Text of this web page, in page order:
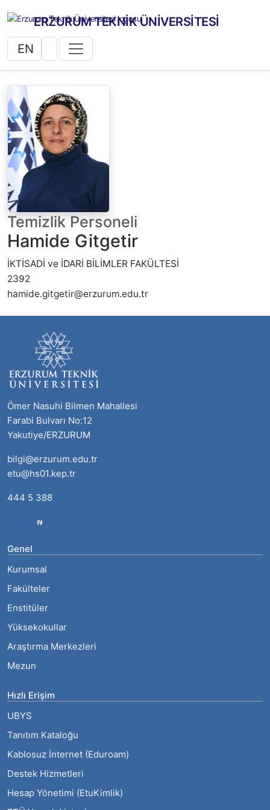
ERZURUM TEKNİK ÜNİVERSİTESİ
EN
Temizlik Personeli
Hamide Gitgetir
İKTİSADİ ve İDARİ BİLİMLER FAKÜLTESİ
2392
hamide.gitgetir@erzurum.edu.tr
Ömer Nasuhi Bilmen Mahallesi
Farabi Bulvarı No:12
Yakutiye/ERZURUM
bilgi@erzurum.edu.tr
etu@hs01.kep.tr
444 5 388
Genel
Kurumsal
Fakülteler
Enstitüler
Yüksekokullar
Araştırma Merkezleri
Mezun
Hızlı Erişim
UBYS
Tanıtım Kataloğu
Kablosuz İnternet (Eduroam)
Destek Hizmetleri
Hesap Yönetimi (EtuKimlik)